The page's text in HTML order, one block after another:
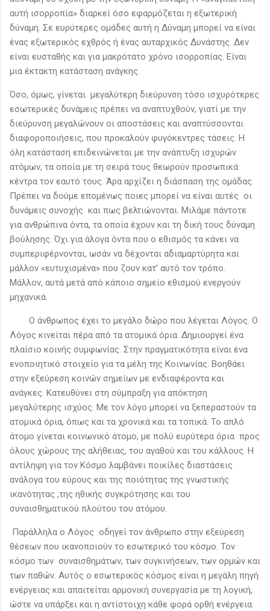
αυτή ισορροπία» διαρκεί όσο εφαρμόζεται η εξωτερική
δύναμη. Σε ευρύτερες ομάδες αυτή η Δύναμη μπορεί να είναι
ένας εξωτερικός εχθρός ή ένας αυταρχικός Δυνάστης. Δεν
είναι ευσταθής και για μακρότατο χρόνο ισορροπίας. Είναι
μια έκτακτη κατάσταση ανάγκης.
Όσο, όμως, γίνεται μεγαλύτερη διεύρυνση τόσο ισχυρότερες
εσωτερικές δυνάμεις πρέπει να αναπτυχθούν, γιατί με την
διεύρυνση μεγαλώνουν οι αποστάσεις και αναπτύσσονται
διαφοροποιήσεις, που προκαλούν φυγόκεντρες τάσεις. Η
όλη κατάσταση επιδεινώνεται με την ανάπτυξη ισχυρών
ατόμων, τα οποία με τη σειρά τους θεωρούν προσωπικά
κέντρα τον εαυτό τους. Άρα αρχίζει η διάσπαση της ομάδας.
Πρέπει να δούμε επομένως ποιες μπορεί να είναι αυτές οι
δυνάμεις συνοχής και πως βελτιώνονται. Μιλάμε πάντοτε
για ανθρώπινα όντα, τα οποία έχουν και τη δική τους δύναμη
βούλησης. Όχι για άλογα όντα που ο εθισμός τα κάνει να
συμπεριφέρνονται, ωσάν να δέχονται αδιαμαρτύρητα και
μάλλον «ευτυχισμένα» που ζουν κατ’ αυτό τον τρόπο.
Μάλλον, αυτά μετά από κάποιο σημείο εθισμού ενεργούν
μηχανικά.
Ο άνθρωπος έχει το μεγάλο δώρο που λέγεται Λόγος. Ο
Λόγος κινείται πέρα από τα ατομικά όρια. Δημιουργεί ένα
πλαίσιο κοινής συμφωνίας. Στην πραγματικότητα είναι ένα
ενοποιητικό στοιχείο για τα μέλη της Κοινωνίας. Βοηθάει
στην εξεύρεση κοινών σημείων με ενδιαφέροντα και
ανάγκες. Κατευθύνει στη σύμπραξη για απόκτηση
μεγαλύτερης ισχύος. Με τον λόγο μπορεί να ξεπεραστούν τα
ατομικά όρια, όπως και τα χρονικά και τα τοπικά. Το απλό
άτομο γίνεται κοινωνικό άτομο, με πολύ ευρύτερα όρια προς
όλους χώρους της αλήθειας, του αγαθού και του κάλλους. Η
αντίληψη για τον Κόσμο λαμβάνει ποικίλες διαστάσεις
ανάλογα του εύρους και της ποιότητας της γνωστικής
ικανότητας ,της ηθικής συγκρότησης και του
συναισθηματικού πλούτου του ατόμου.
Παράλληλα ο Λόγος οδηγεί τον άνθρωπο στην εξεύρεση
θέσεων που ικανοποιούν το εσωτερικό του κόσμο. Τον
κόσμο των συναισθημάτων, των συγκινήσεων, των ορμών και
των παθών. Αυτός ο εσωτερικός κόσμος είναι η μεγάλη πηγή
ενέργειας και απαιτείται αρμονική συνεργασία με τη λογική,
ώστε να υπάρξει και η αντίστοιχη κάθε φορά ορθή ενέργεια.